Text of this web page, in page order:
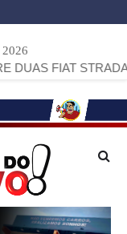
2026
STRADA DEIXA